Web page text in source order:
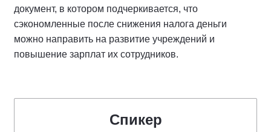
документ, в котором подчеркивается, что
сэкономленные после снижения налога деньги
можно направить на развитие учреждений и
повышение зарплат их сотрудников.
Спикер